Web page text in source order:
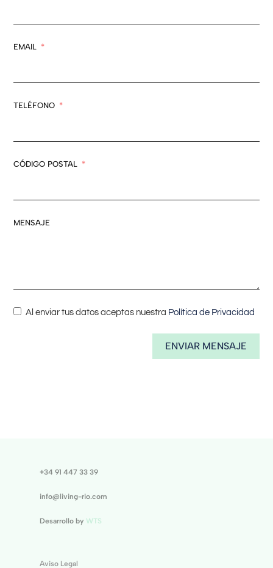
EMAIL
TELÉFONO
CÓDIGO POSTAL
MENSAJE
Al enviar tus datos aceptas nuestra Política de Privacidad
ENVIAR MENSAJE
+34 91 447 33 39
info@living-rio.com
Desarrollo by WTS
Aviso Legal